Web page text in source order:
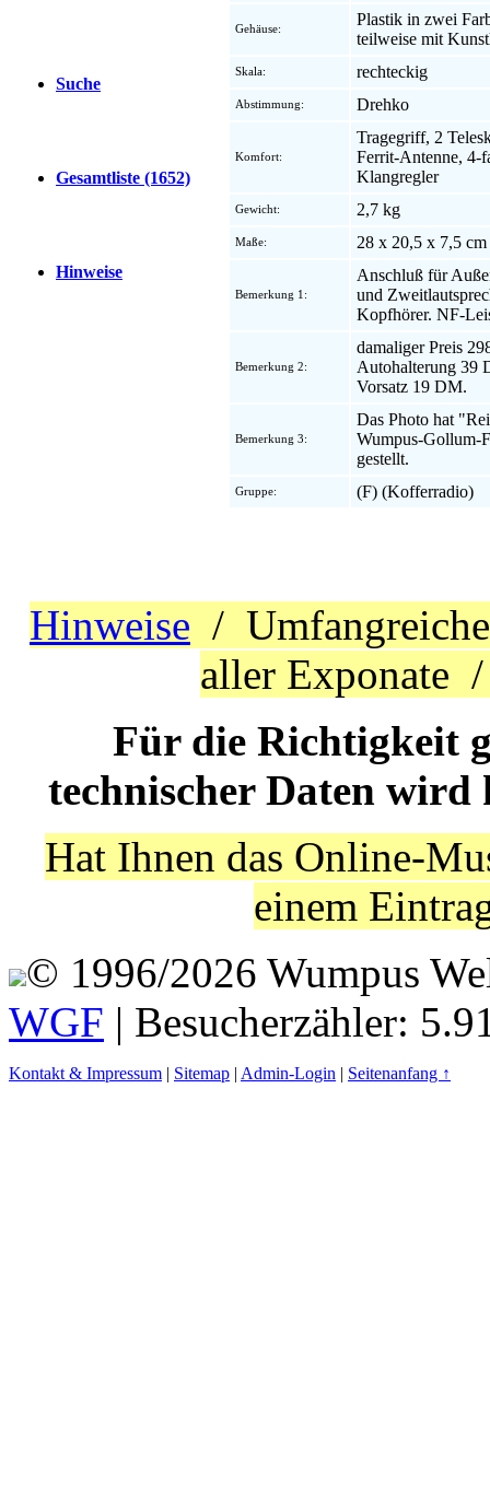
Suche
Gesamtliste (1652)
Hinweise
Gehäuse:
Plastik in zwei
teilweise mit
Skala: rechteckig
Abstimmung: Drehko
Komfort:
Tragegriff, 2
Ferrit-Antenne, 4-
Klangregler
Gewicht: 2,7 kg
Maße: 28 x 20,5 x 7,5 cm
Bemerkung 1:
Anschluß für
und
Kopfhörer. NF-
Bemerkung 2:
damaliger Preis
Autohalterung 39
Vorsatz 19 DM.
Bemerkung 3:
Das Photo hat
Wumpus-Gollum-
gestellt.
Gruppe: (F) (Kofferradio)
Hinweise /
aller Exponate
Für die Richtigkeit
technischer Daten
Hat Ihnen das Online-
einem
© 1996/2026 Wumpus
WGF | Besucherzähler:
Kontakt & Impressum | Sitemap | Admin-Login | Seitenanfang ↑